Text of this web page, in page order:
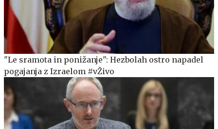
"Le sramota in ponižanje": Hezbolah ostro napadel
pogajanja z Izraelom #vŽivo